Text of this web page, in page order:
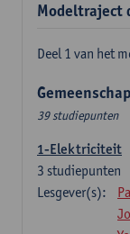
Modeltraject
Deel 1 van het
39 studiepunten
1-Elektriciteit
3 studiepunten
Lesgever(s):